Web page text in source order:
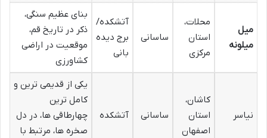
میل
میلونه
محلات،
استان
مرکزی
ساسانی
آتشکده/
برج دیده
بانی
بنای عظیم سنگی،
ذکر در تاریخ قم،
موقعیت در اراضی
کشاورزی
نیاسر
کاشان،
استان
اصفهان
ساسانی آتشکده
یکی از قدیمی ترین و
کامل ترین
چهارطاقی ها، در دل
صخره ها، مرتبط با